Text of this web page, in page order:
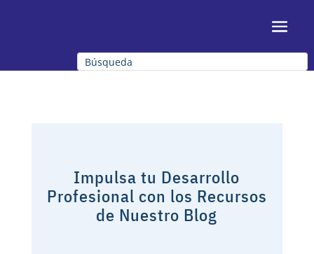
Impulsa tu Desarrollo
Profesional con los Recursos
de Nuestro Blog